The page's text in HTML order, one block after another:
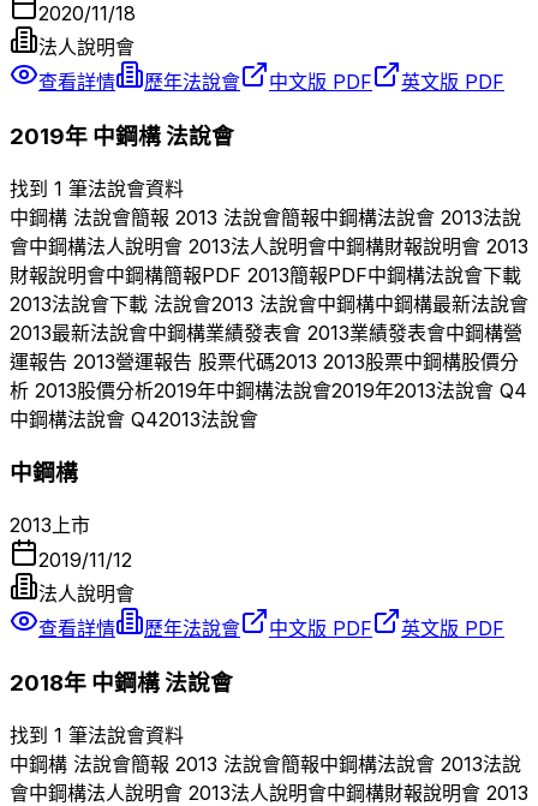
2020/11/18
法人說明會
查看詳情
歷年法說會 中文版 PDF 英文版 PDF
2019年 中鋼構法說會
找到 1 筆法說會資料
中鋼構 法說會簡報 2013 法說會簡報中鋼構法說會 2013法說
會中鋼構法人說明會 2013法人說明會中鋼構財報說明會 2013
財報說明會中鋼構簡報PDF 2013簡報PDF中鋼構法說會下載
2013法說會下載 法說會2013 法說會中鋼構中鋼構最新法說會
2013最新法說會中鋼構業績發表會 2013業績發表會中鋼構營
運報告 2013營運報告 股票代碼2013 2013股票中鋼構股價分
析 2013股價分析2019年中鋼構法說會2019年2013法說會 Q4
中鋼構法說會 Q42013法說會
中鋼構
2013上市
2019/11/12
法人說明會
查看詳情
歷年法說會 中文版 PDF 英文版 PDF
2018年 中鋼構法說會
找到 1 筆法說會資料
中鋼構 法說會簡報 2013 法說會簡報中鋼構法說會 2013法說
會中鋼構法人說明會 2013法人說明會中鋼構財報說明會 2013